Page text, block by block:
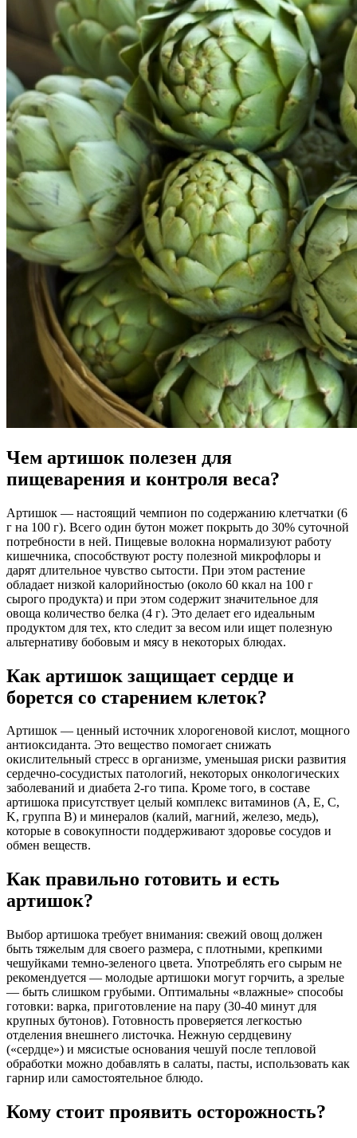
Чем артишок полезен для
пищеварения и контроля веса?
Артишок — настоящий чемпион по содержанию клетчатки (6
г на 100 г). Всего один бутон может покрыть до 30% суточной
потребности в ней. Пищевые волокна нормализуют работу
кишечника, способствуют росту полезной микрофлоры и
дарят длительное чувство сытости. При этом растение
обладает низкой калорийностью (около 60 ккал на 100 г
сырого продукта) и при этом содержит значительное для
овоща количество белка (4 г). Это делает его идеальным
продуктом для тех, кто следит за весом или ищет полезную
альтернативу бобовым и мясу в некоторых блюдах.
Как артишок защищает сердце и
борется со старением клеток?
Артишок — ценный источник хлорогеновой кислот, мощного
антиоксиданта. Это вещество помогает снижать
окислительный стресс в организме, уменьшая риски развития
сердечно-сосудистых патологий, некоторых онкологических
заболеваний и диабета 2-го типа. Кроме того, в составе
артишока присутствует целый комплекс витаминов (A, E, C,
K, группа B) и минералов (калий, магний, железо, медь),
которые в совокупности поддерживают здоровье сосудов и
обмен веществ.
Как правильно готовить и есть
артишок?
Выбор артишока требует внимания: свежий овощ должен
быть тяжелым для своего размера, с плотными, крепкими
чешуйками темно-зеленого цвета. Употреблять его сырым не
рекомендуется — молодые артишоки могут горчить, а зрелые
— быть слишком грубыми. Оптимальны «влажные» способы
готовки: варка, приготовление на пару (30-40 минут для
крупных бутонов). Готовность проверяется легкостью
отделения внешнего листочка. Нежную сердцевину
(«сердце») и мясистые основания чешуй после тепловой
обработки можно добавлять в салаты, пасты, использовать как
гарнир или самостоятельное блюдо.
Кому стоит проявить осторожность?